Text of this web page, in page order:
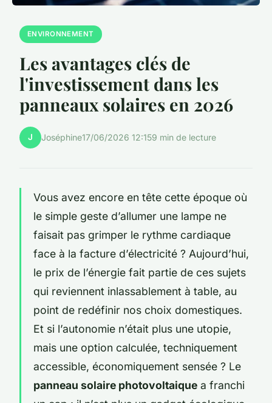
ENVIRONNEMENT
Les avantages clés de
l'investissement dans les
panneaux solaires en 2026
J Joséphine17/06/2026 12:159 min de lecture
Vous avez encore en tête cette époque où
le simple geste d’allumer une lampe ne
faisait pas grimper le rythme cardiaque
face à la facture d’électricité ? Aujourd’hui,
le prix de l’énergie fait partie de ces sujets
qui reviennent inlassablement à table, au
point de redéfinir nos choix domestiques.
Et si l’autonomie n’était plus une utopie,
mais une option calculée, techniquement
accessible, économiquement sensée ? Le
panneau solaire photovoltaique a franchi